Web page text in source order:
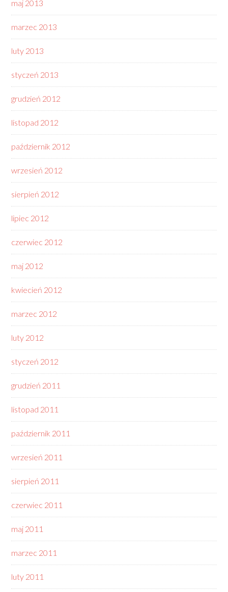
maj 2013
marzec 2013
luty 2013
styczeń 2013
grudzień 2012
listopad 2012
październik 2012
wrzesień 2012
sierpień 2012
lipiec 2012
czerwiec 2012
maj 2012
kwiecień 2012
marzec 2012
luty 2012
styczeń 2012
grudzień 2011
listopad 2011
październik 2011
wrzesień 2011
sierpień 2011
czerwiec 2011
maj 2011
marzec 2011
luty 2011